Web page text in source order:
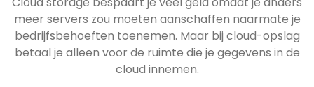
meer servers zou moeten aanschaffen naarmate je
bedrijfsbehoeften toenemen. Maar bij cloud-opslag
betaal je alleen voor de ruimte die je gegevens in de
cloud innemen.